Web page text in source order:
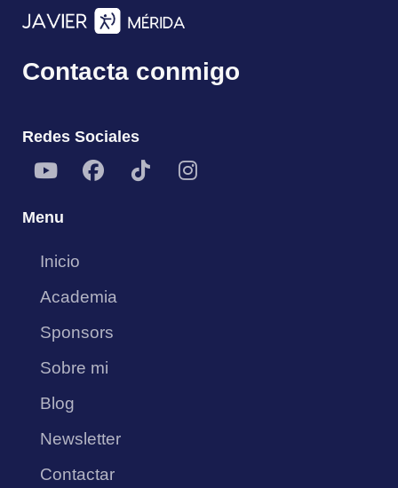
e
h
Contacta conmigo
Redes Sociales
Menu
Inicio
Academia
Sponsors
Sobre mi
Blog
Newsletter
Contactar